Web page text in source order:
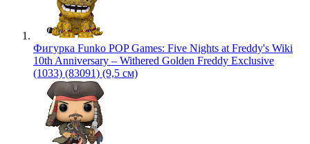
Фигурка Funko POP Games: Five Nights at Freddy's Wiki
10th Anniversary – Withered Golden Freddy Exclusive
(1033) (83091) (9,5 см)